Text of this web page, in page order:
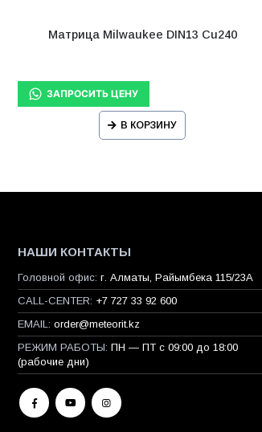
Матрица Milwaukee DIN13 Cu240
В КОРЗИНУ
НАШИ КОНТАКТЫ
Головной офис: г. Алматы, Райымбека 115/23A
CALL-CENTER: +7 727 33 92 600
EMAIL: order@meteorit.kz
РЕЖИМ РАБОТЫ: ПН — ПТ с 09:00 до 18:00
(рабочие дни)